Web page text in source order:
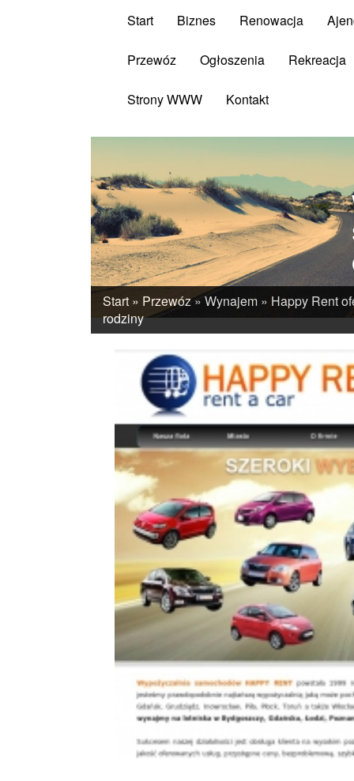
Start Biznes Renowacja
Przewóz Ogłoszenia Rekreacja
Strony WWW Kontakt
Start » Przewóz»Wynajem » Happy Rent
rodziny